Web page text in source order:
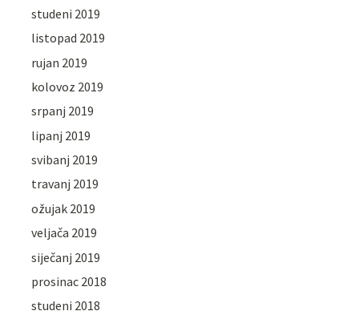
studeni 2019
listopad 2019
rujan 2019
kolovoz 2019
srpanj 2019
lipanj 2019
svibanj 2019
travanj 2019
ožujak 2019
veljača 2019
siječanj 2019
prosinac 2018
studeni 2018